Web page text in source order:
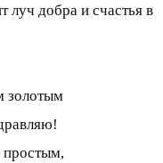
луч добра и счастья в
золотым
простым,